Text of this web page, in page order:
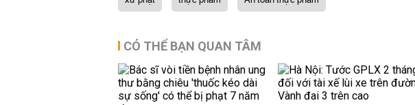
CÓ THỂ BẠN QUAN TÂM